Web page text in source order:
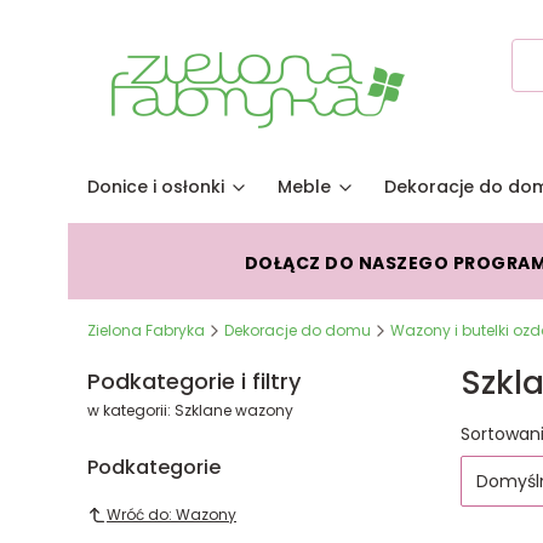
Donice i osłonki Meble Dekoracje do
DOŁĄCZ DO NASZEGO
Zielona Fabryka Dekoracje do domu Wazony i butelki
Podkategorie i filtry
w kategorii: Szklane wazony
Podkategorie
Wróć do: Wazony
Lista